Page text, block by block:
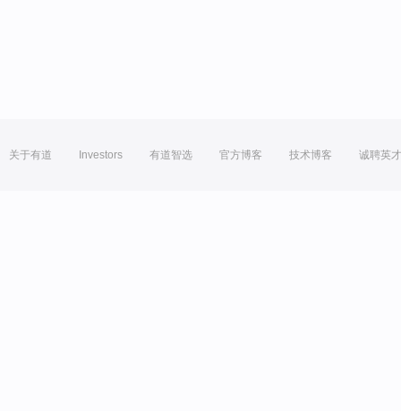
关于有道 Investors 有道智选 官方博客 技术博客 诚聘英才